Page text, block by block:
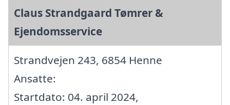
Claus Strandgaard Tømrer &
Ejendomsservice
Strandvejen 243, 6854 Henne
Ansatte:
Startdato: 04. april 2024,